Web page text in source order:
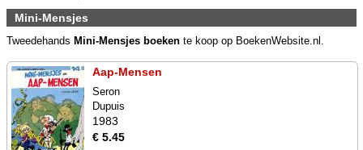
Mini-Mensjes
Tweedehands Mini-Mensjes boeken te koop op BoekenWebsite.nl.
Aap-Mensen
Seron
Dupuis
1983
€ 5.45